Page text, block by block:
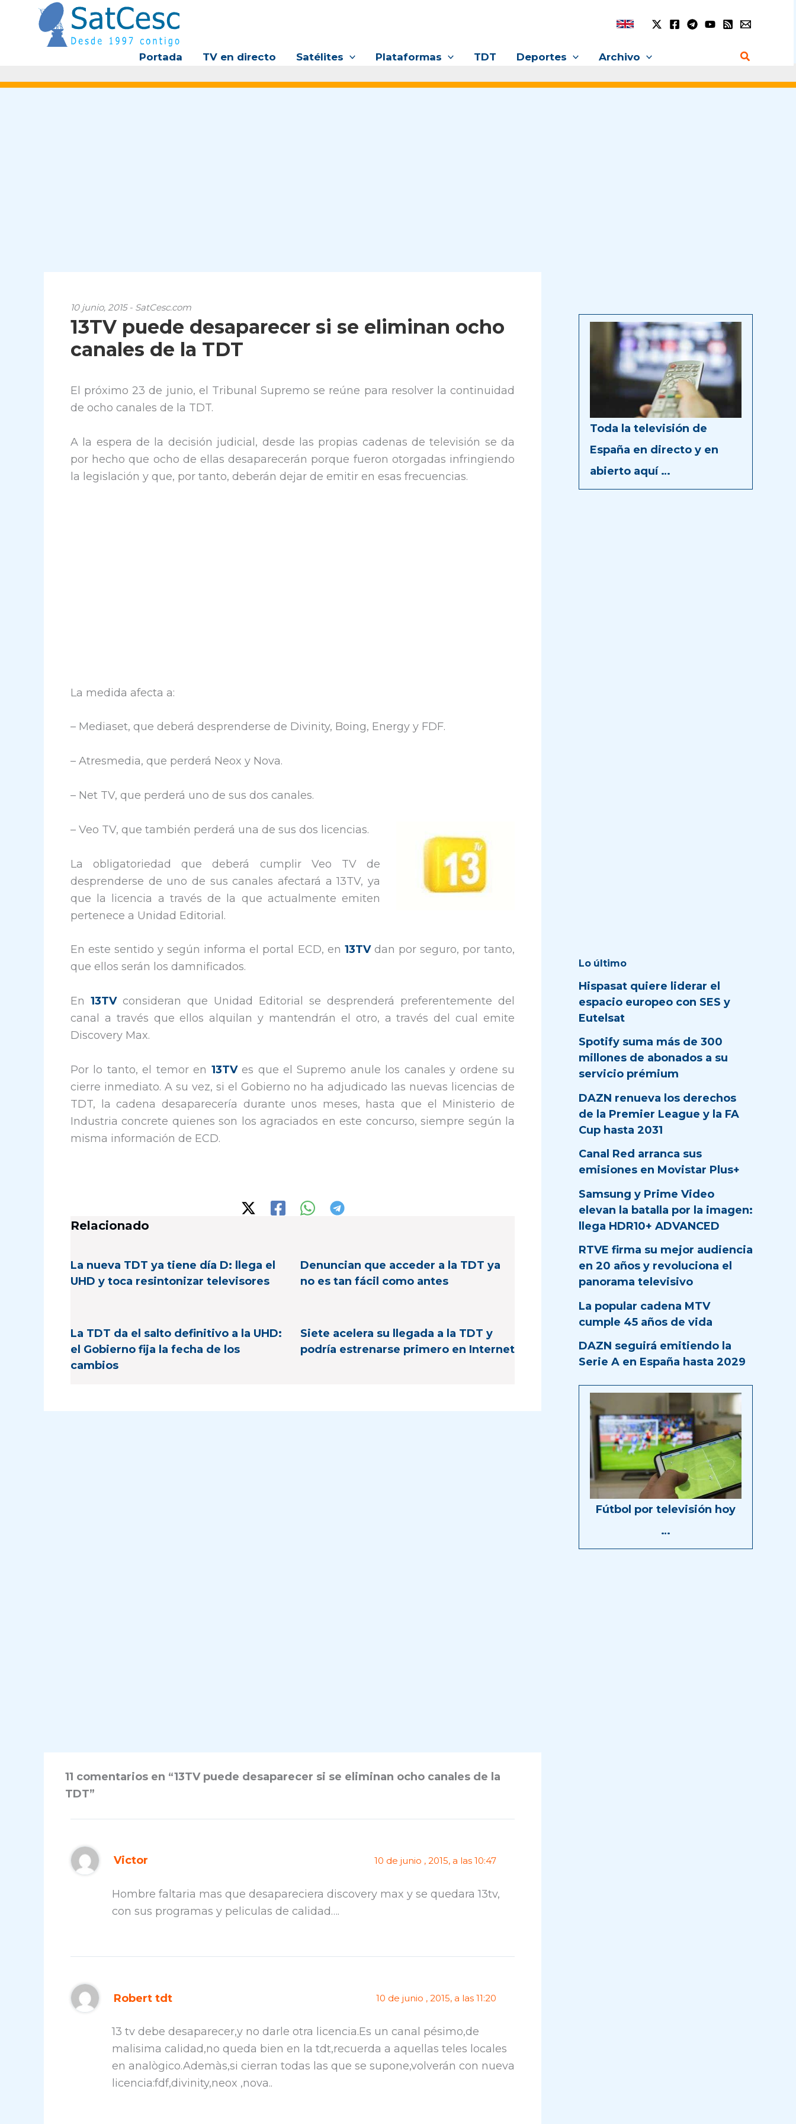
contenido
Portada TV en directo Satélites Plataformas TDT Deportes Archivo Buscar
10 junio, 2015 - SatCesc.com
13TV puede desaparecer si se eliminan ocho
canales de la TDT
El próximo 23 de junio, el Tribunal Supremo se reúne para resolver la continuidad
de ocho canales de la TDT.
A la espera de la decisión judicial, desde las propias cadenas de televisión se da
por hecho que ocho de ellas desaparecerán porque fueron otorgadas infringiendo
la legislación y que, por tanto, deberán dejar de emitir en esas frecuencias.
La medida afecta a:
– Mediaset, que deberá desprenderse de Divinity, Boing, Energy y FDF.
– Atresmedia, que perderá Neox y Nova.
– Net TV, que perderá uno de sus dos canales.
– Veo TV, que también perderá una de sus dos licencias.
La obligatoriedad que deberá cumplir Veo TV de
desprenderse de uno de sus canales afectará a 13TV, ya
que la licencia a través de la que actualmente emiten
pertenece a Unidad Editorial.
En este sentido y según informa el portal ECD, en 13TVdan por seguro, por tanto,
que ellos serán los damnificados.
En 13TVconsideran que Unidad Editorial se desprenderá preferentemente del
canal a través que ellos alquilan y mantendrán el otro, a través del cual emite
Discovery Max.
Por lo tanto, el temor en 13TVes que el Supremo anule los canales y ordene su
cierre inmediato. A su vez, si el Gobierno no ha adjudicado las nuevas licencias de
TDT, la cadena desaparecería durante unos meses, hasta que el Ministerio de
Industria concrete quienes son los agraciados en este concurso, siempre según la
misma información de ECD.
Relacionado
La nueva TDT ya tiene día D: llega el
UHD y toca resintonizar televisores
Denuncian que acceder a la TDT ya
no es tan fácil como antes
La TDT da el salto definitivo a la UHD:
el Gobierno fija la fecha de los
cambios
Siete acelera su llegada a la TDT y
podría estrenarse primero en Internet
11 comentarios en “13TV puede desaparecer si se eliminan ocho canales de la
TDT”
Victor 10 de junio , 2015, a las 10:47
Hombre faltaria mas que desapareciera discovery max y se quedara 13tv,
con sus programas y peliculas de calidad….
Robert tdt 10 de junio , 2015, a las 11:20
13 tv debe desaparecer,y no darle otra licencia.Es un canal pésimo,de
malisima calidad,no queda bien en la tdt,recuerda a aquellas teles locales
en analògico.Ademàs,si cierran todas las que se supone,volverán con nueva
licencia:fdf,divinity,neox ,nova..
Toda la televisión de
España en directo y en
abierto aquí …
Lo último
Hispasat quiere liderar el
espacio europeo con SES y
Eutelsat
Spotify suma más de 300
millones de abonados a su
servicio prémium
DAZN renueva los derechos
de la Premier League y la FA
Cup hasta 2031
Canal Red arranca sus
emisiones en Movistar Plus+
Samsung y Prime Video
elevan la batalla por la imagen:
llega HDR10+ ADVANCED
RTVE firma su mejor audiencia
en 20 años y revoluciona el
panorama televisivo
La popular cadena MTV
cumple 45 años de vida
DAZN seguirá emitiendo la
Serie A en España hasta 2029
Fútbol por televisión hoy
…